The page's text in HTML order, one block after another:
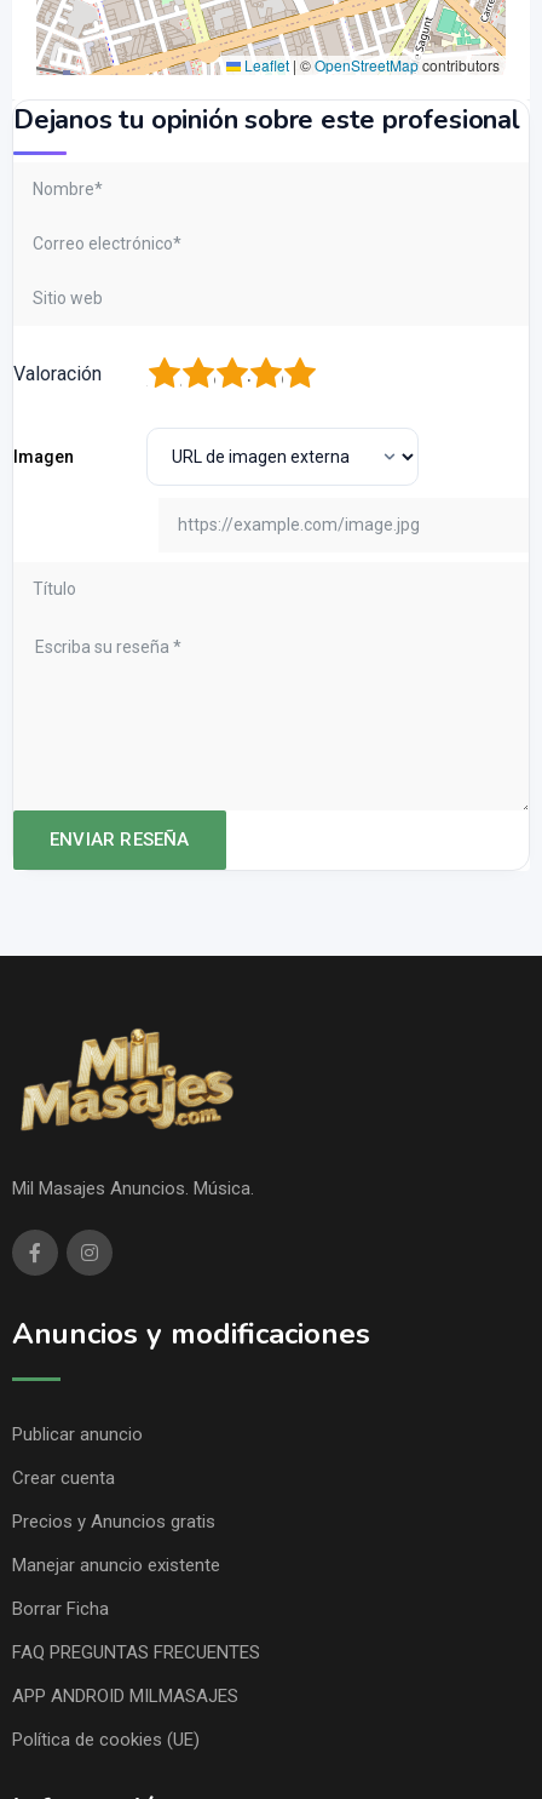
Leaflet | ©OpenStreetMapcontributors
Dejanos tu opinión sobre este profesional
Valoración 5
4
3
2
Imagen
Mil Masajes Anuncios. Música.
Anuncios y modificaciones
Publicar anuncio
Crear cuenta
Precios y Anuncios gratis
Manejar anuncio existente
Borrar Ficha
FAQ PREGUNTAS FRECUENTES
APP ANDROID MILMASAJES
Política de cookies (UE)